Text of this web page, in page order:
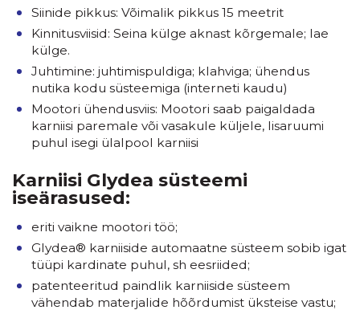
Siinide pikkus: Võimalik pikkus 15 meetrit
Kinnitusviisid: Seina külge aknast kõrgemale; lae
külge.
Juhtimine: juhtimispuldiga; klahviga; ühendus
nutika kodu süsteemiga (interneti kaudu)
Mootori ühendusviis: Mootori saab paigaldada
karniisi paremale või vasakule küljele, lisaruumi
puhul isegi ülalpool karniisi
Karniisi Glydea süsteemi
iseärasused:
eriti vaikne mootori töö;
Glydea® karniiside automaatne süsteem sobib igat
tüüpi kardinate puhul, sh eesriided;
patenteeritud paindlik karniiside süsteem
vähendab materjalide hõõrdumist üksteise vastu;